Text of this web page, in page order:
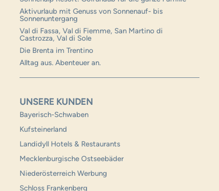
Aktivurlaub mit Genuss von Sonnenauf- bis
Sonnenuntergang
Val di Fassa, Val di Fiemme, San Martino di
Castrozza, Val di Sole
Die Brenta im Trentino
Alltag aus. Abenteuer an.
UNSERE KUNDEN
Bayerisch-Schwaben
Kufsteinerland
Landidyll Hotels & Restaurants
Mecklenburgische Ostseebäder
Niederösterreich Werbung
Schloss Frankenberg